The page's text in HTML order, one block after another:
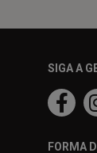
SIGA A
FORMA